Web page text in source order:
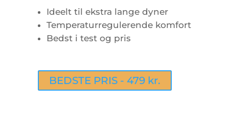
Ideelt til ekstra lange dyner
Temperaturregulerende komfort
Bedst i test og pris
BEDSTE PRIS - 479 kr.